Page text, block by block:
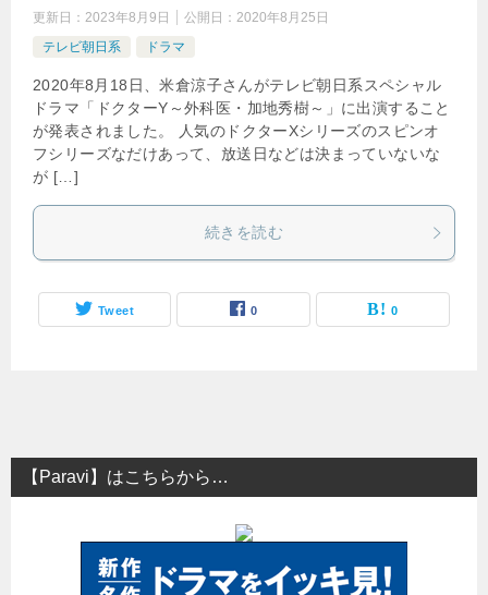
更新日： 2023年8月9日 公開日： 2020年8月25日
テレビ朝日系
ドラマ
2020年8月18日、米倉涼子さんがテレビ朝日系スペシャル
ドラマ「ドクターY～外科医・加地秀樹～」に出演すること
が発表されました。 人気のドクターXシリーズのスピンオ
フシリーズなだけあって、放送日などは決まっていないな
が […]
続きを読む
Tweet 0 0
【Paravi】はこちらから…